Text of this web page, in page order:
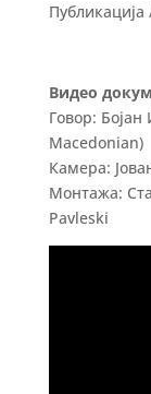
Видео
Говор:
Macedonian)
Камера:
Монтажа:
Pavleski